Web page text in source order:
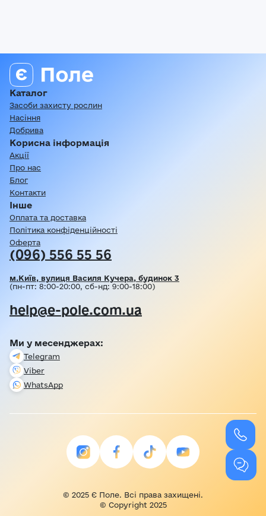
Каталог
Засоби захисту рослин
Насіння
Добрива
Корисна інформація
Акції
Про нас
Блог
Контакти
Інше
Оплата та доставка
Політика конфіденційності
Оферта
(096) 556 55 56
м.Київ, вулиця Василя Кучера, будинок 3
(пн-пт: 8:00-20:00, сб-нд: 9:00-18:00)
help@e-pole.com.ua
Ми у месенджерах:
Telegram
Viber
WhatsApp
© 2025 Є Поле. Всі права захищені.
© Copyright 2025